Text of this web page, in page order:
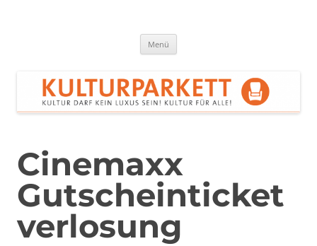
Menü
Cinemaxx
Gutscheinticket
verlosung